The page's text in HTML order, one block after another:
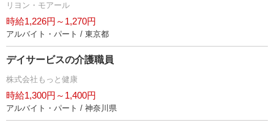
リヨン・モアール
時給1,226円～1,270円
アルバイト・パート / 東京都
デイサービスの介護職員
株式会社もっと健康
時給1,300円～1,400円
アルバイト・パート / 神奈川県